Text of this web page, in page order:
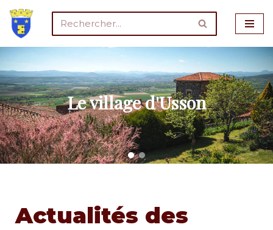
Aller
au
contenu
Le village d'Usson
Actualités des